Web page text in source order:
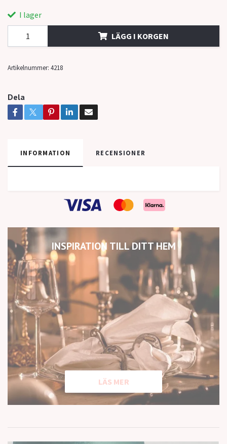
INSPIRATION TILL DITT HEM
LÄS MER
I lager
LÄGG I KORGEN
Artikelnummer: 4218
Dela
INFORMATION RECENSIONER